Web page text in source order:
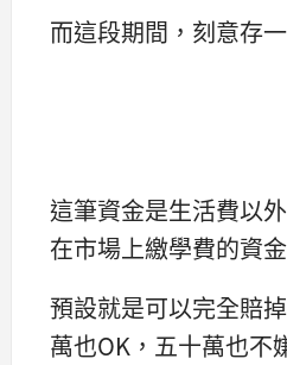
而這段期間，刻意存
這筆資金是生活費以
在市場上繳學費的資金
預設就是可以完全賠
萬也OK，五十萬也不